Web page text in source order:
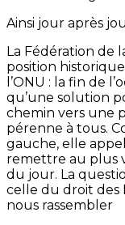
Ainsi jour après
La Fédération de
position
l’ONU : la fin de
qu’une solution
chemin vers une
pérenne à tous.
gauche, elle
remettre au plus
du jour. La
celle du droit des
nous rassembler